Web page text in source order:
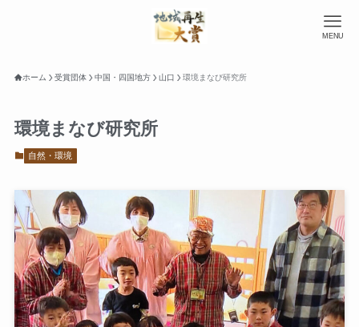
MENU
ホーム 受賞団体 中国・四国地方 山口 環境まなび研究所
環境まなび研究所
自然・環境